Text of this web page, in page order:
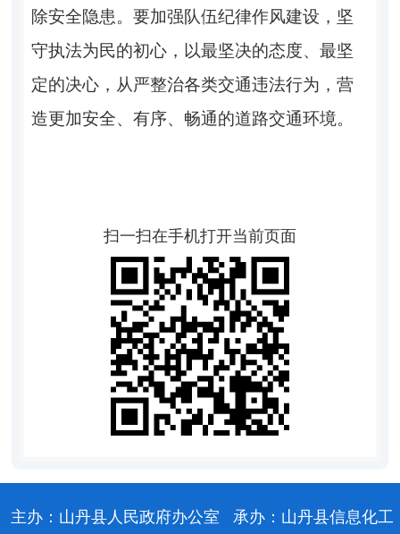
除安全隐患。要加强队伍纪律作风建设，坚
守执法为民的初心，以最坚决的态度、最坚
定的决心，从严整治各类交通违法行为，营
造更加安全、有序、畅通的道路交通环境。
扫一扫在手机打开当前页面
主办：山丹县人民政府办公室 承办：山丹县信息化工